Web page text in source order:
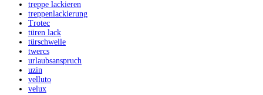
treppe lackieren
treppenlackierung
Trotec
türen lack
türschwelle
twercs
urlaubsanspruch
uzin
velluto
velux